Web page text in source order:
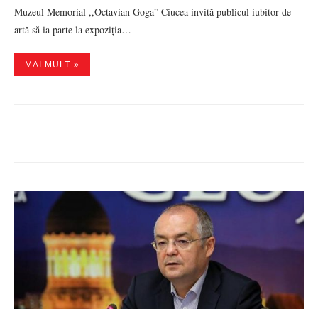
Muzeul Memorial ,,Octavian Goga” Ciucea invită publicul iubitor de
artă să ia parte la expoziția…
MAI MULT